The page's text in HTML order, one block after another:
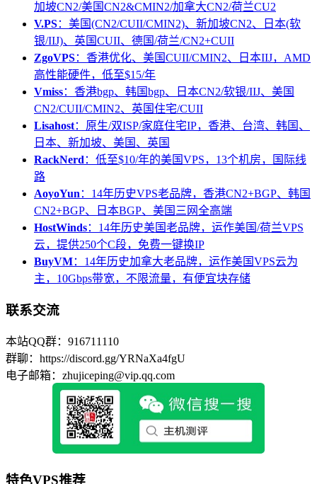
加坡CN2/美国CN2&CMIN2/加拿大CN2/荷兰CU2
V.PS：美国(CN2/CUII/CMIN2)、新加坡CN2、日本(软
银/IIJ)、英国CUII、德国/荷兰/CN2+CUII
ZgoVPS：香港优化、美国CUII/CMIN2、日本IIJ，AMD
高性能硬件，低至$15/年
Vmiss：香港bgp、韩国bgp、日本CN2/软银/IIJ、美国
CN2/CUII/CMIN2、英国住宅/CUII
Lisahost：原生/双ISP/家庭住宅IP，香港、台湾、韩国、
日本、新加坡、美国、英国
RackNerd ：低至$10/年的美国VPS，13个机房，国际线
路
AoyoYun ：14年历史VPS老品牌，香港CN2+BGP、韩国
CN2+BGP、日本BGP、美国三网全高端
HostWinds：14年历史美国老品牌，运作美国/荷兰VPS
云，提供250个C段，免费一键换IP
BuyVM：14年历史加拿大老品牌，运作美国VPS云为
主，10Gbps带宽，不限流量，有便宜块存储
联系交流
本站QQ群：916711110
群聊：https://discord.gg/YRNaXa4fgU
电子邮箱：zhujiceping@vip.qq.com
特色VPS推荐